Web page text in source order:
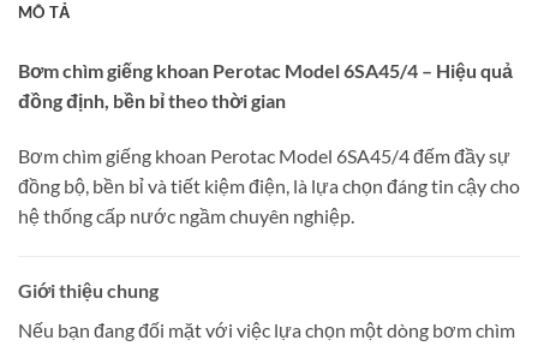
MÔ TẢ
Bơm chìm giếng khoan Perotac Model 6SA45/4 – Hiệu quả
đồng định, bền bỉ theo thời gian
Bơm chìm giếng khoan Perotac Model 6SA45/4 đếm đầy sự
đồng bộ, bền bỉ và tiết kiệm điện, là lựa chọn đáng tin cậy cho
hệ thống cấp nước ngầm chuyên nghiệp.
Giới thiệu chung
Nếu bạn đang đối mặt với việc lựa chọn một dòng bơm chìm